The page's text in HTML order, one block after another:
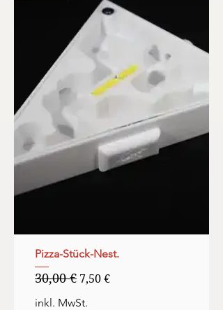
Pizza-Stück-Nest.
Standardpreis
30,00 €Sale-Preis
7,50 €
inkl. MwSt.